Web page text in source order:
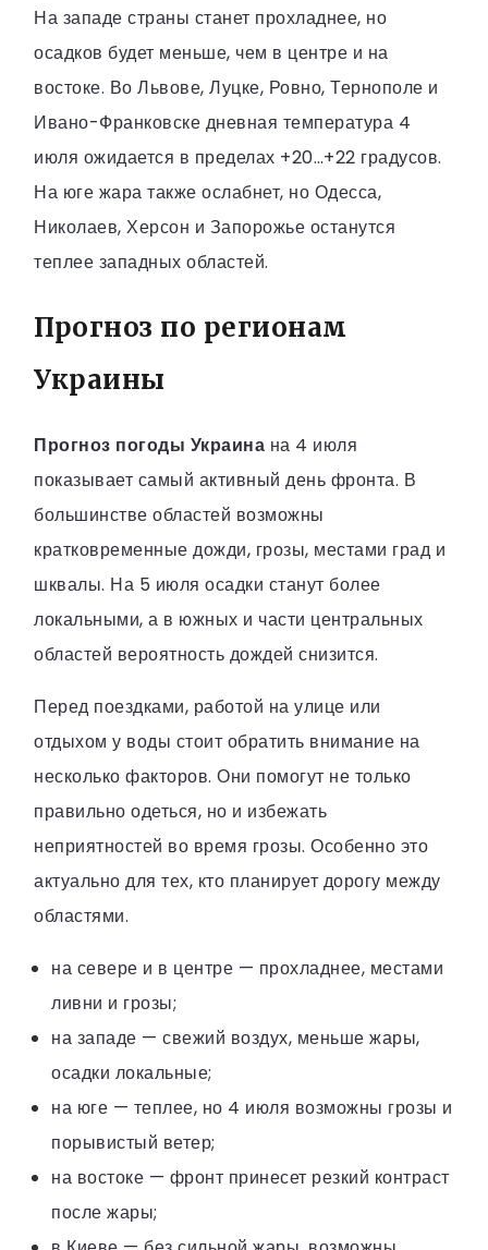
На западе страны станет прохладнее, но
осадков будет меньше, чем в центре и на
востоке. Во Львове, Луцке, Ровно, Тернополе и
Ивано-Франковске дневная температура 4
июля ожидается в пределах +20…+22 градусов.
На юге жара также ослабнет, но Одесса,
Николаев, Херсон и Запорожье останутся
теплее западных областей.
Прогноз по регионам
Украины
Прогноз погоды Украина на 4 июля
показывает самый активный день фронта. В
большинстве областей возможны
кратковременные дожди, грозы, местами град и
шквалы. На 5 июля осадки станут более
локальными, а в южных и части центральных
областей вероятность дождей снизится.
Перед поездками, работой на улице или
отдыхом у воды стоит обратить внимание на
несколько факторов. Они помогут не только
правильно одеться, но и избежать
неприятностей во время грозы. Особенно это
актуально для тех, кто планирует дорогу между
областями.
на севере и в центре — прохладнее, местами
ливни и грозы;
на западе — свежий воздух, меньше жары,
осадки локальные;
на юге — теплее, но 4 июля возможны грозы и
порывистый ветер;
на востоке — фронт принесет резкий контраст
после жары;